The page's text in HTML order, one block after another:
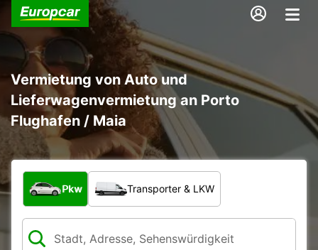
Vermietung von Auto und
Lieferwagenvermietung an Porto
Flughafen / Maia
Welche Art von Fahrzeug?
Pkw Transporter & LKW